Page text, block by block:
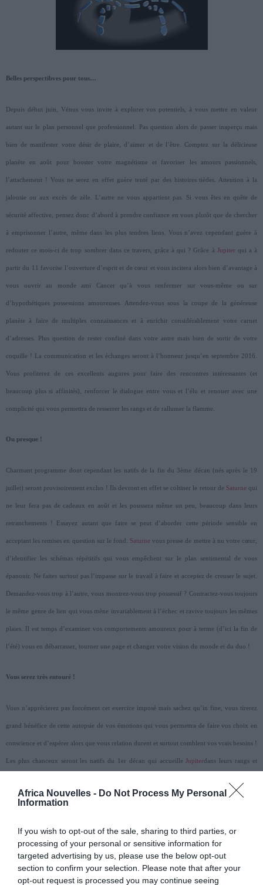
Africa Nouvelles - Do Not Process My Personal
Information
If you wish to opt-out of the sale, sharing to third parties, or
processing of your personal or sensitive information for
targeted advertising by us, please use the below opt-out
section to confirm your selection. Please note that after your
opt-out request is processed you may continue seeing
Belles perspectibves pour tous…
Depuis début juin, Vénus vous invite à explorer vos potentiels, à vous mettre en valeur
autant sur le plan personnel que professionnel. Pas question alors de passer inaperçu mais
bien de manifester votre désir de plaire, d’aimer et de l’être. Comptez sur la délicieuse
planète en août pour booster votre magnétisme et favoriser les amours passionnels,
l’attachement ! Vous ne serez en effet guère tenté par des histoires tièdes. Attention à la
jalousie ou aux excès de zèle. L’autre ne vous appartient pas. Si vous êtes en quête de
sécurité affective, pensez donc d’abord à prendre confiance en vous plutôt que de chercher
à emprisonner l’autre, même dans les plus tendres liens. Vous n’avez cependant guère à
redouter ce mois-ci de trop sombrer dans ce travers, grâce à qui ? Grâce à Jupiterqui a à
partir du 11 favorise l’ouverture d’esprit et de cœur et vous incitera alors bien d’avantage à
vous ouvrir au monde ami Cancer qu’à vous renfermer sur vous-même ou sur
d’hypothétiques possessions amoureuses. Attendez-vous sous la coupe de la généreuse
planète à faire de multiples connaissances et à enrichir considérablement votre carnet
d’adresses. Plus question de rester confiné dans votre antre mais bien de sortir de votre
coquille ! La communication et les échanges seront à l’honneur jusqu’en septembre 2016.
Vous profiterez de ces excellents augures pour faire des rencontres intéressantes (et
beaucoup plus si affinités), renforcer le dialogue entre vous et l’élu et renouer avec une
complicité qui vous permettra de resserrer les rangs et de rallumer la flamme.
Ou presque !
Charmant programme dont cependant les natifs de la fin du 3ème décan (nés après le 19
juillet) seront provisoirement exclus ! Ils devront en effet se coltiner le retour de Saturne qui
ne leur fera pas de cadeaux en août et les poussera même un peu, beaucoup dans leurs
retranchements ! Essayez autant que faire se peut d’aborder cette période sensible en
acceptant les remises en question sur le fond. Saturne vous presse de mettre à nu votre cœur,
d’identifier les schémas répétitifs qui vous empêchent sur le plan sentimental de vous
épanouir. Ne faites surtout pas l’impasse sur le travail à faire et acceptez de creuser le sujet.
Demandez-vous trop à l’autre, vous montrez-vous trop possessif ? Contractez-vous toujours
le même genre de lien qui vous mène invariablement à l’échec et ravive toujours les mêmes
plaies. Il est temps d’examiner vos comportements amoureux pour à terme (d’ici la fin de
l’été) vous en débarrasser, tourner une page et changer votre vision du monde et du duo !
Vous serez très entouré !
Vous n’apprécierez pas forcément cet exercice imposé mais sachez qu’in fine, vous tirerez
grand bénéfice de cette autopsie de vos émotions qui vous permettra de faire vos choix en
conscience et d’espérer alors que vous relation durent et surtout comblent vos vrais besoins !
Les plus chanceux seront les natifs du 1er décan qui accueille Jupiterdans leurs rangs et
que ce soit en amour ou en amitié et un entourage disponible, joyeux prêt à exaucer vos
moment présent. Quel que soit votre décan (sauf natifs de la fin du 3ème décan), vous
souhaiterez introduire un peu de fantaisie dans votre vie, faire bouger les lignes et tirerez
parti de tous vos atouts (charme et magnétisme torrides) pour faire des étincelles et allumer